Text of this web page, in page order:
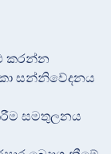
කරන්න
සන්නිවේදනය
සමතුලනය